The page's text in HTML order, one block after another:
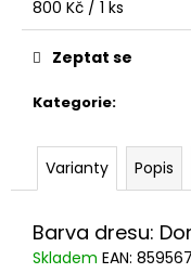
Měrná
cena:
800 Kč / 1 ks
Kategorie:
Zeptat se
Varianty Popis
Barva dresu:
Skladem EAN:
e
DĚTSKÁ
KŠILTOVKA